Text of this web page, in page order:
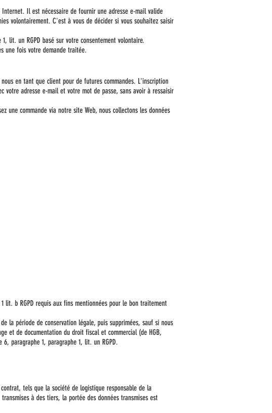
Il est nécessaire de fournir une adresse e-mail valide
volontairement. C'est à vous de décider si vous souhaitez saisir
lit. un RGPD basé sur votre consentement volontaire.
une fois votre demande traitée.
en tant que client pour de futures commandes. L'inscription
votre adresse e-mail et votre mot de passe, sans avoir à ressaisir
une commande via notre site Web, nous collectons les données
b RGPD requis aux fins mentionnées pour le bon traitement
la période de conservation légale, puis supprimées, sauf si nous
et de documentation du droit fiscal et commercial (de HGB,
paragraphe 1, paragraphe 1, lit. un RGPD.
tels que la société de logistique responsable de la
à des tiers, la portée des données transmises est